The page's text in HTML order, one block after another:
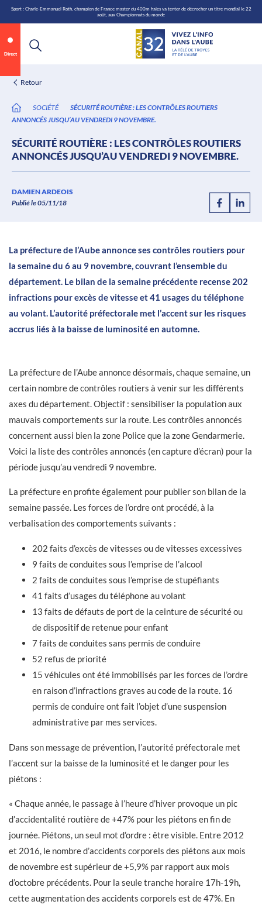
Aller
au
contenu
Sport : Charle-Emmanuel Roth, champion de France master du 400m haies va tenter de décrocher un titre mondial le 22
août, aux Championnats du monde
Direct
Retour
SOCIÉTÉ
SÉCURITÉ ROUTIÈRE : LES CONTRÔLES ROUTIERS
ANNONCÉS JUSQU’AU VENDREDI 9 NOVEMBRE.
SÉCURITÉ ROUTIÈRE : LES CONTRÔLES ROUTIERS
ANNONCÉS JUSQU’AU VENDREDI 9 NOVEMBRE.
DAMIEN ARDEOIS
Publié le 05/11/18
0:06 / 0:12
La préfecture de l’Aube annonce ses contrôles routiers pour
la semaine du 6 au 9 novembre, couvrant l’ensemble du
département. Le bilan de la semaine précédente recense 202
infractions pour excès de vitesse et 41 usages du téléphone
au volant. L’autorité préfectorale met l’accent sur les risques
accrus liés à la baisse de luminosité en automne.
La préfecture de l’Aube annonce désormais, chaque semaine, un
certain nombre de contrôles routiers à venir sur les différents
axes du département. Objectif : sensibiliser la population aux
mauvais comportements sur la route. Les contrôles annoncés
concernent aussi bien la zone Police que la zone Gendarmerie.
Voici la liste des contrôles annoncés (en capture d’écran) pour la
période jusqu’au vendredi 9 novembre.
La préfecture en profite également pour publier son bilan de la
semaine passée. Les forces de l’ordre ont procédé, à la
verbalisation des comportements suivants :
202 faits d’excès de vitesses ou de vitesses excessives
9 faits de conduites sous l’emprise de l’alcool
2 faits de conduites sous l’emprise de stupéfiants
41 faits d’usages du téléphone au volant
13 faits de défauts de port de la ceinture de sécurité ou
de dispositif de retenue pour enfant
7 faits de conduites sans permis de conduire
52 refus de priorité
15 véhicules ont été immobilisés par les forces de l’ordre
en raison d’infractions graves au code de la route. 16
permis de conduire ont fait l’objet d’une suspension
administrative par mes services.
Dans son message de prévention, l’autorité préfectorale met
l’accent sur la baisse de la luminosité et le danger pour les
piétons :
« Chaque année, le passage à l’heure d’hiver provoque un pic
d’accidentalité routière de +47% pour les piétons en fin de
journée. Piétons, un seul mot d’ordre : être visible. Entre 2012
et 2016, le nombre d’accidents corporels des piétons aux mois
de novembre est supérieur de +5,9% par rapport aux mois
d’octobre précédents. Pour la seule tranche horaire 17h-19h,
cette augmentation des accidents corporels est de 47%. En